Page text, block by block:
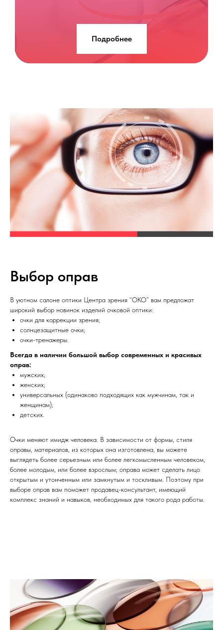
Подробнее
Выбор оправ
В уютном салоне оптики Центра зрения “ОКО” вам предложат
широкий выбор новинок изделий очковой оптики:
очки для коррекции зрения;
солнцезащитные очки;
очки-тренажеры.
Всегда в наличии большой выбор современных и красивых
оправ:
мужских;
женских;
универсальных (одинаково подходящих как мужчинам, так и
женщинам);
детских.
Очки меняют имидж человека. В зависимости от формы, стиля
оправы, материалов, из которых она изготовлена, вы можете
выглядеть более серьезным или более легкомысленным человеком,
более молодым, или более взрослым; оправа может сделать лицо
открытым и утонченным или замкнутым и тоскливым. Поэтому при
выборе оправ вам поможет продавец-консультант, имеющий
комплекс знаний и навыков, необходимых для такого рода работы.